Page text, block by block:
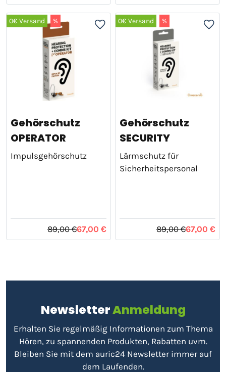
0€ Versand %
Gehörschutz
OPERATOR
Impulsgehörschutz
89,00 €67,00 €
0€ Versand %
Gehörschutz
SECURITY
Lärmschutz für
Sicherheitspersonal
89,00 €67,00 €
NewsletterAnmeldung
Erhalten Sie regelmäßig Informationen zum Thema
Hören, zu spannenden Produkten, Rabatten uvm.
Bleiben Sie mit dem auric24 Newsletter immer auf
dem Laufenden.